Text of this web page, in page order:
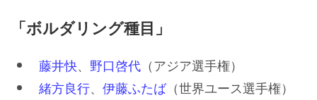
「ボルダリング種目」
藤井快、 野口啓代 （アジア選手権）
緒方良行、 伊藤ふたば（世界ユース選手権）